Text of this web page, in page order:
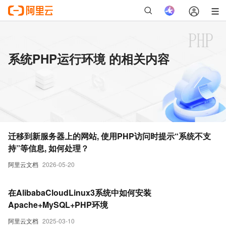
系统PHP运行环境 的相关内容
阿里云文档 2026-05-20
迁移到新服务器上的网站, 使用PHP访问时提示“系统不支
持”等信息, 如何处理？
阿里云文档 2025-03-10
在AlibabaCloudLinux3系统中如何安装
Apache+MySQL+PHP环境